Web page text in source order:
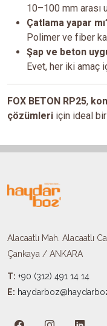
10–100 mm arası
Çatlama yapar
Polimer ve fiber
Şap ve beton
Evet, her iki amaç
FOX BETON RP25,
çözümleri için ideal bir
Alacaatlı Mah. Alacaatlı
Çankaya / ANKARA
T: +90 (312) 491 14 14
E: